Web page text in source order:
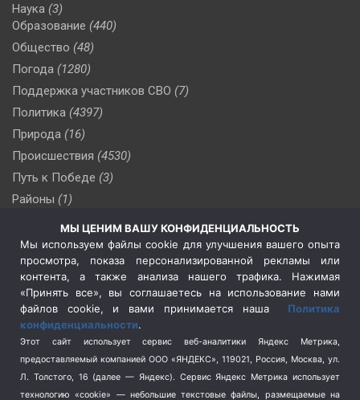
Наука (3)
Образование (440)
Общество (48)
Погода (1280)
Поддержка участников СВО (7)
Политика (4397)
Природа (16)
Происшествия (4530)
Путь к Победе (3)
Районы (1)
(510)
Сельское хозяйство (3)
Социальная политика
(3)
Спецоперация в Украине
Спецоперация на Украине
(404)
Спорт (740)
Терроризм (1)
Транспорт (262)
МЫ ЦЕНИМ ВАШУ КОНФИДЕНЦИАЛЬНОСТЬ
Мы используем файлы cookie для улучшения вашего опыта
просмотра, показа персонализированной рекламы или
контента, а также анализа нашего трафика. Нажимая
«Принять все», вы соглашаетесь на использование нами
файлов cookie, и вами принимается наша Политика
конфиденциальности.
Этот сайт использует сервис веб-аналитики Яндекс Метрика,
предоставляемый компанией ООО «ЯНДЕКС», 119021, Россия, Москва, ул.
Л. Толстого, 16 (далее — Яндекс). Сервис Яндекс Метрика использует
технологию «cookie» — небольшие текстовые файлы, размещаемые на